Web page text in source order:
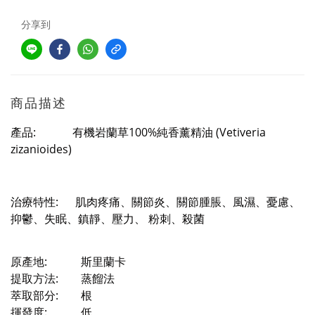
分享到
商品描述
產品: 有機岩蘭草100%純香薰精油 (Vetiveria
zizanioides)
治療特性: 肌肉疼痛、關節炎、關節腫脹、風濕、憂慮、
抑鬱、失眠、鎮靜、壓力、
粉刺、殺菌
原產地: 斯里蘭卡
提取方法: 蒸餾法
萃取部分: 根